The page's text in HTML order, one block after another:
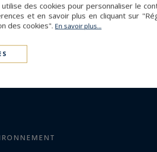
des cookies pour personnaliser le
et en savoir plus en cliquant sur
des cookies". En savoir plus...